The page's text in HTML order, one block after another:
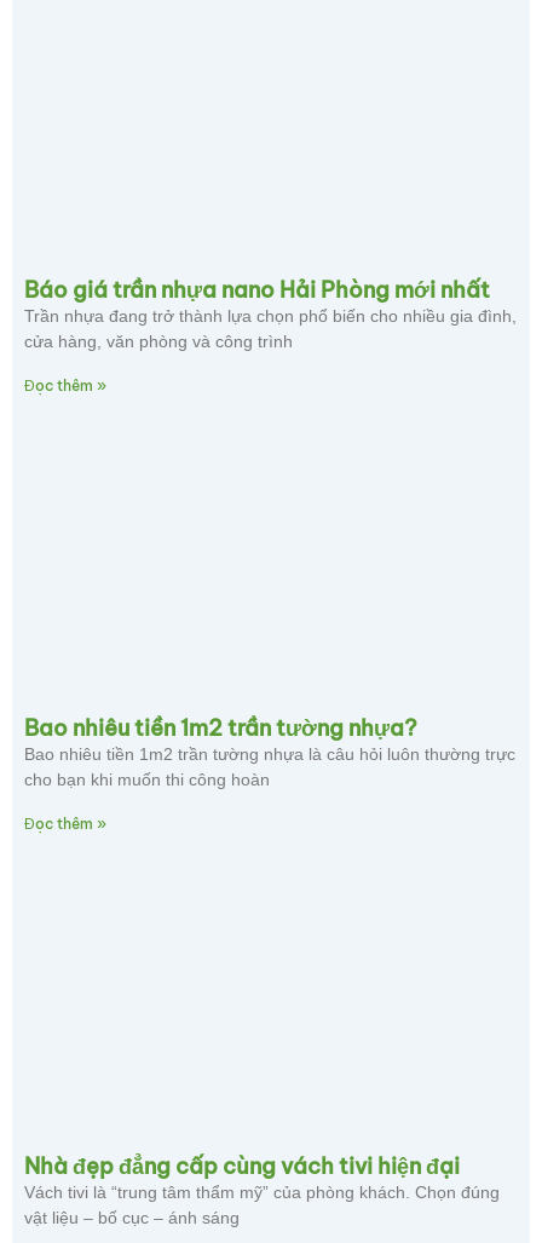
Báo giá trần nhựa nano Hải Phòng mới nhất
Trần nhựa đang trở thành lựa chọn phổ biến cho nhiều gia đình,
cửa hàng, văn phòng và công trình
Đọc thêm »
Bao nhiêu tiền 1m2 trần tường nhựa?
Bao nhiêu tiền 1m2 trần tường nhựa là câu hỏi luôn thường trực
cho bạn khi muốn thi công hoàn
Đọc thêm »
Nhà đẹp đẳng cấp cùng vách tivi hiện đại
Vách tivi là “trung tâm thẩm mỹ” của phòng khách. Chọn đúng
vật liệu – bố cục – ánh sáng